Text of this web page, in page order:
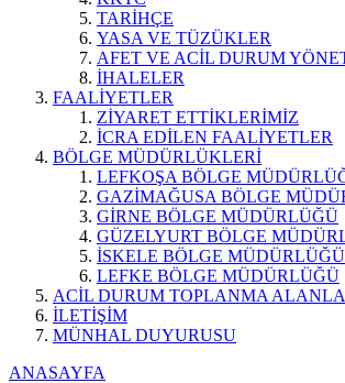
TARİHÇE
YASA VE TÜZÜKLER
AFET VE ACİL DURUM
İHALELER
FAALİYETLER
ZİYARET ETTİKLERİMİZ
İCRA EDİLEN FAALİYETLER
BÖLGE MÜDÜRLÜKLERİ
LEFKOŞA BÖLGE
GAZİMAĞUSA BÖLGE
GİRNE BÖLGE MÜDÜRLÜĞÜ
GÜZELYURT BÖLGE
İSKELE BÖLGE MÜDÜRLÜĞÜ
LEFKE BÖLGE MÜDÜRLÜĞÜ
ACİL DURUM TOPLANMA
İLETİŞİM
MÜNHAL DUYURUSU
ANASAYFA